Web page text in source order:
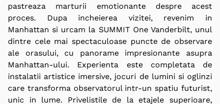
pastreaza marturii emotionante despre acest
proces. Dupa incheierea vizitei, revenim in
Manhattan si urcam la SUMMIT One Vanderbilt, unul
dintre cele mai spectaculoase puncte de observare
ale orasului, cu panorame impresionante asupra
Manhattan-ului. Experienta este completata de
instalatii artistice imersive, jocuri de lumini si oglinzi
care transforma observatorul intr-un spatiu futurist,
unic in lume. Privelistile de la etajele superioare,